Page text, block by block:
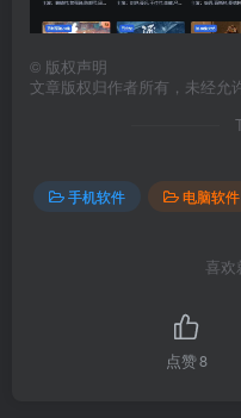
© 版权声明
文章版权归作者所有，未经允
手机软件 电脑软件
喜欢
点赞8